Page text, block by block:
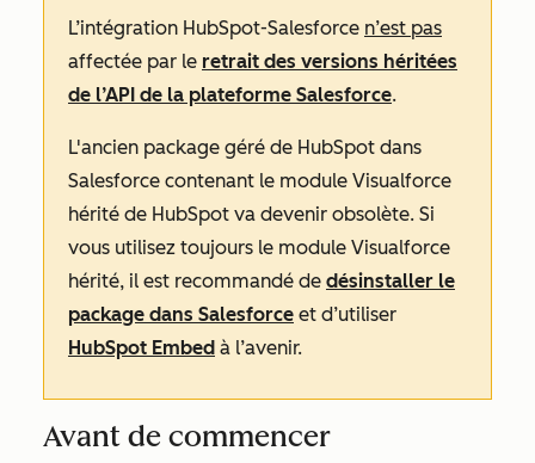
L’intégration HubSpot-Salesforce n’est pas
affectée par le retrait des versions héritées
de l’API de la plateforme Salesforce.
L'ancien package géré de HubSpot dans
Salesforce contenant le module Visualforce
hérité de HubSpot va devenir obsolète. Si
vous utilisez toujours le module Visualforce
hérité, il est recommandé de désinstaller le
package dans Salesforce et d’utiliser
HubSpot Embed à l’avenir.
Avant de commencer